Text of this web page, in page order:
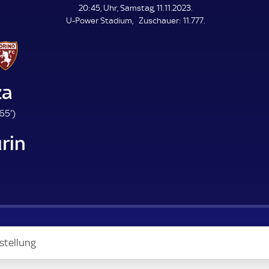
E
N
20:45, Uhr, Samstag, 11.11.2023.
U-Power Stadium
Zuschauer: Z
11.777.
65'6
.
m
t
)